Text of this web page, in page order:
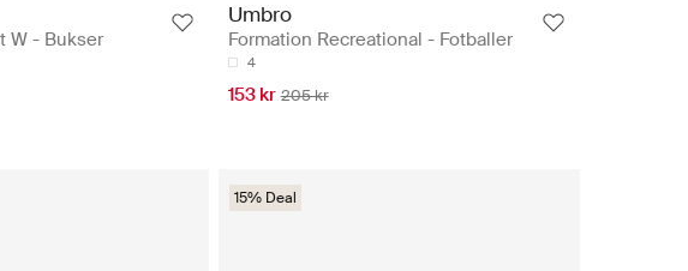
W - Bukser
Umbro
Formation Recreational - Fotballer
4
153 kr 205 kr
15% Deal